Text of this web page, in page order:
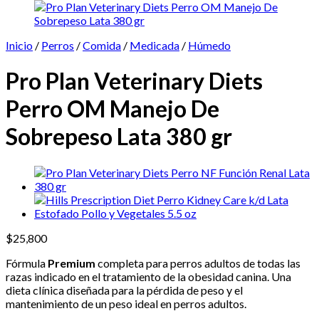
Inicio / Perros /Comida / Medicada / Húmedo
Pro Plan Veterinary Diets
Perro OM Manejo De
Sobrepeso Lata 380 gr
$25,800
Fórmula Premium completa para perros adultos de todas las
razas indicado en el tratamiento de la obesidad canina. Una
dieta clínica diseñada para la pérdida de peso y el
mantenimiento de un peso ideal en perros adultos.